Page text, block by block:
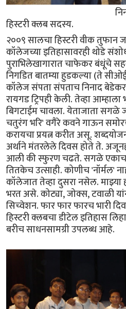
निनाद
हिस्टरी क्लब सदस्य.
२००९ सालचा हिस्टरी वीक तुफान
कॉलेजच्या इतिहासावरही थोडे
पुराभिलेखागारात चाफेकर बंधूंचे
निगडित बातम्या हुडकल्या (ते
कॉलेज संपता संपताच निनाद
रायगड ट्रिपही केली. तेव्हा
बिगटाईम चावला. येताजाता सगळे
चतुरंग भरि' वगैरे कवने गाऊन
करायचा प्रयत्न करीत असू.
अर्थाने मंतरलेले दिवस होते ते.
आली की स्फुरण चढते. सगळे
तितकेच उत्साही. कोणीच 'नॉर्मल'
कॉलेजात तेव्हा दुसरा नसेल. माझ्या
भरत असे. कोट्या, जोक्स, टवाळी
सिच्वेशन. फार फार फारच भारी
हिस्टरी क्लबचा डीटेल इतिहास
बरीच साधनसामग्री उपलब्ध आहे.